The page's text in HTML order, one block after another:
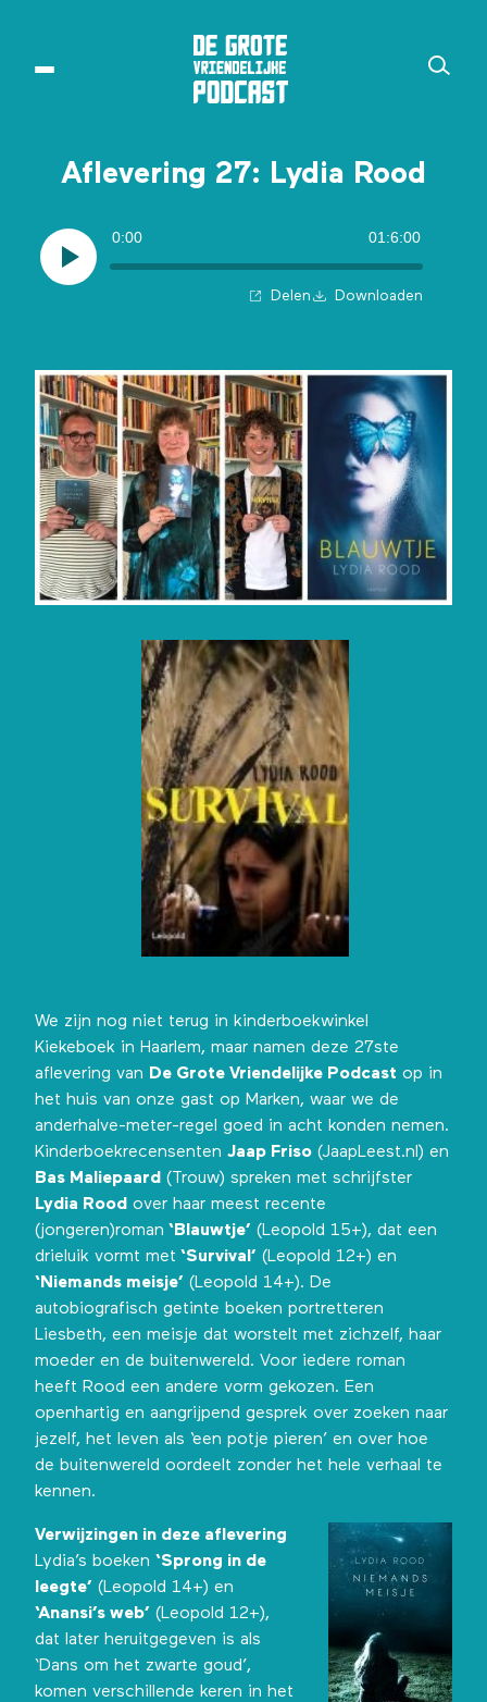
Aflevering 27: Lydia Rood
0:00 01:6:00
Delen Downloaden
We zijn nog niet terug in kinderboekwinkel
Kiekeboek in Haarlem, maar namen deze 27ste
aflevering van De Grote Vriendelijke Podcast op in
het huis van onze gast op Marken, waar we de
anderhalve-meter-regel goed in acht konden nemen.
Kinderboekrecensenten Jaap Friso (JaapLeest.nl) en
Bas Maliepaard (Trouw) spreken met schrijfster
Lydia Rood over haar meest recente
(jongeren)roman ‘Blauwtje’ (Leopold 15+), dat een
drieluik vormt met ‘Survival’ (Leopold 12+) en
‘Niemands meisje’ (Leopold 14+). De
autobiografisch getinte boeken portretteren
Liesbeth, een meisje dat worstelt met zichzelf, haar
moeder en de buitenwereld. Voor iedere roman
heeft Rood een andere vorm gekozen. Een
openhartig en aangrijpend gesprek over zoeken naar
jezelf, het leven als ‘een potje pieren’ en over hoe
de buitenwereld oordeelt zonder het hele verhaal te
kennen.
Verwijzingen in deze aflevering
Lydia’s boeken ‘Sprong in de
leegte’ (Leopold 14+) en
‘Anansi’s web’ (Leopold 12+),
dat later heruitgegeven is als
‘Dans om het zwarte goud’,
komen verschillende keren in het